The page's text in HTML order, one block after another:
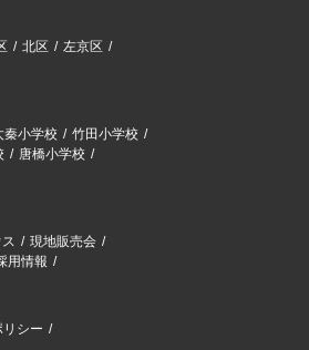
北区
左京区
秦小学校
竹田小学校
唐橋小学校
現地販売会
用情報
シー